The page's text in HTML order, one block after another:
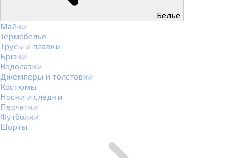
Белье
Майки
Термобелье
Трусы и плавки
Брюки
Водолазки
Джемперы и толстовки
Костюмы
Носки и следки
Перчатки
Футболки
Шорты